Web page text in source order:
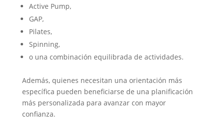
Active Pump,
GAP,
Pilates,
Spinning,
o una combinación equilibrada de actividades.
Además, quienes necesitan una orientación más
específica pueden beneficiarse de una planificación
más personalizada para avanzar con mayor
confianza.